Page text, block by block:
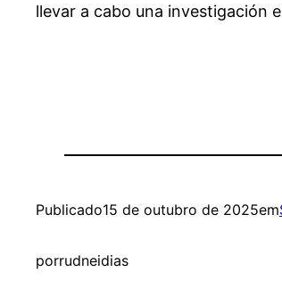
llevar a cabo una investigación
Publicado15 de outubro de 2025em
porrudneidias